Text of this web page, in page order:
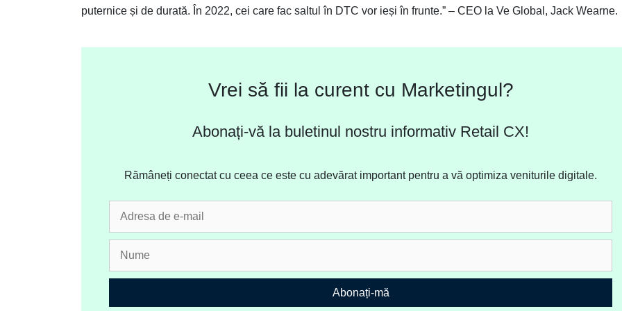
puternice și de durată. În 2022, cei care fac saltul în DTC vor ieși în frunte.” – CEO la Ve Global, Jack Wearne.
Vrei să fii la curent cu Marketingul?
Abonați-vă la buletinul nostru informativ Retail CX!
Rămâneți conectat cu ceea ce este cu adevărat important pentru a vă optimiza veniturile digitale.
Abonați-mă